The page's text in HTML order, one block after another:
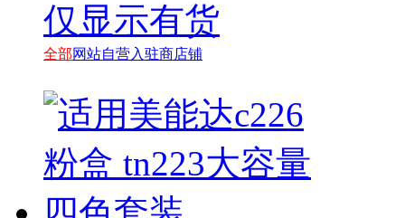
航天信息
天色
兄弟
添彩
仅显示有货
全部网站自营入驻商店铺